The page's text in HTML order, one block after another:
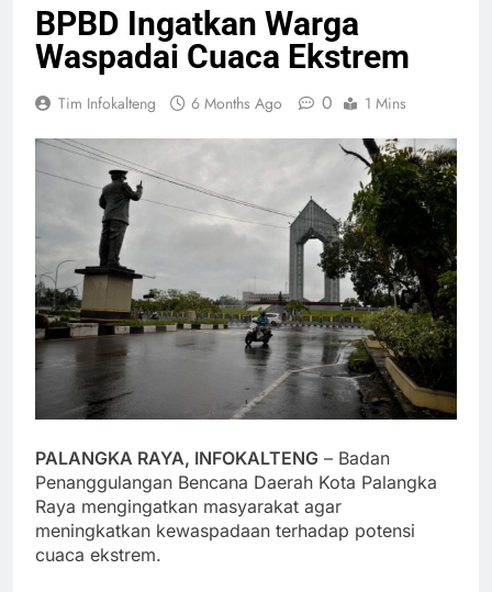
BPBD Ingatkan Warga
Waspadai Cuaca Ekstrem
Tim Infokalteng 6 Months Ago 0 1 Mins
PALANGKA RAYA, INFOKALTENG – Badan
Penanggulangan Bencana Daerah Kota Palangka
Raya mengingatkan masyarakat agar
meningkatkan kewaspadaan terhadap potensi
cuaca ekstrem.